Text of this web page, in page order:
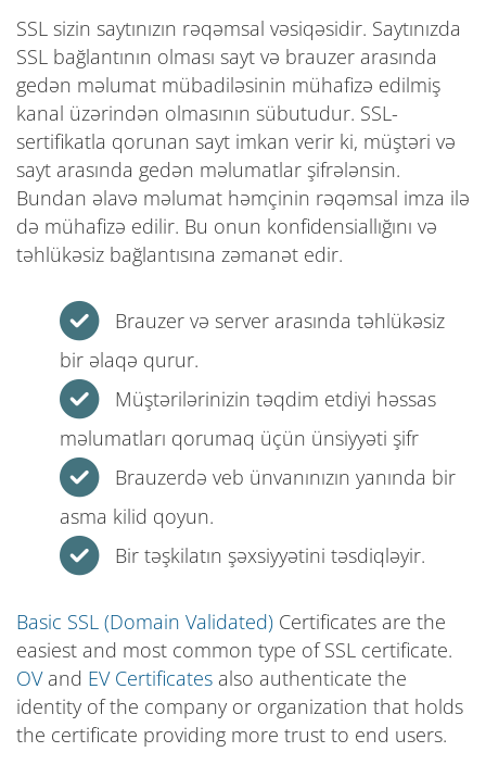
SSL sizin saytınızın rəqəmsal vəsiqəsidir. Saytınızda
SSL bağlantının olması sayt və brauzer arasında
gedən məlumat mübadiləsinin mühafizə edilmiş
kanal üzərindən olmasının sübutudur. SSL-
sertifikatla qorunan sayt imkan verir ki, müştəri və
sayt arasında gedən məlumatlar şifrələnsin.
Bundan əlavə məlumat həmçinin rəqəmsal imza ilə
də mühafizə edilir. Bu onun konfidensiallığını və
təhlükəsiz bağlantısına zəmanət edir.
Brauzer və server arasında təhlükəsiz
bir əlaqə qurur.
Müştərilərinizin təqdim etdiyi həssas
məlumatları qorumaq üçün ünsiyyəti şifr
Brauzerdə veb ünvanınızın yanında bir
asma kilid qoyun.
Bir təşkilatın şəxsiyyətini təsdiqləyir.
Basic SSL (Domain Validated) Certificates are the
easiest and most common type of SSL certificate.
OVand EV Certificates also authenticate the
identity of the company or organization that holds
the certificate providing more trust to end users.